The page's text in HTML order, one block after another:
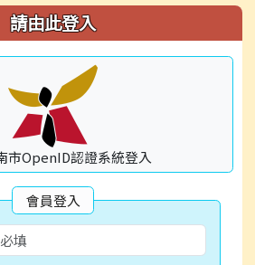
請由此登入
市OpenID認證系統登入
會員登入